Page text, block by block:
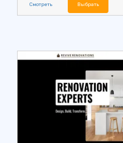
Смотреть Выбрать